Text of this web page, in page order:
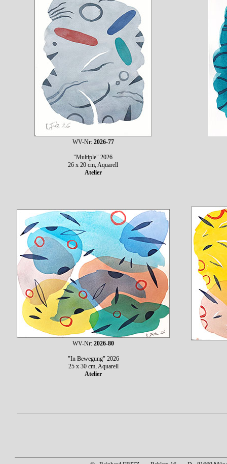
WV-Nr: 2026-77
"Multiple" 2026
26 x 20 cm, Aquarell
Atelier
WV-Nr: 2026-80
"In Bewegung" 2026
25 x 30 cm, Aquarell
Atelier